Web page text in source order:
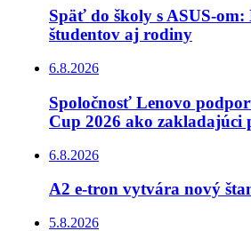
Späť do školy s ASUS-om:
študentov aj rodiny
6.8.2026
Spoločnosť Lenovo
Cup 2026 ako zakladajúci
6.8.2026
A2 e-tron vytvára nový
5.8.2026